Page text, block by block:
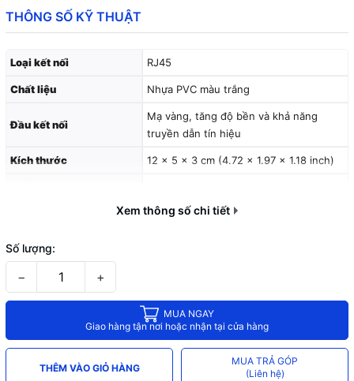
THÔNG SỐ KỸ THUẬT
Loại kết nối RJ45
Chất liệu Nhựa PVC màu trắng
Đầu kết nối
Mạ vàng, tăng độ bền và khả năng
truyền dẫn tín hiệu
Kích thước 12 x 5 x 3 cm (4.72 x 1.97 x 1.18 inch)
Xem thông số chi tiết
Số lượng:
− +
MUA NGAY
Giao hàng tận nơi hoặc nhận tại cửa hàng
THÊM VÀO GIỎ HÀNG
MUA TRẢ GÓP
(Liên hệ)